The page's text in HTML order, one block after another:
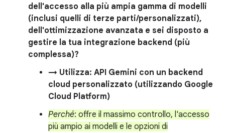
dell'accesso alla più ampia gamma di modelli
(inclusi quelli di terze parti/personalizzati),
dell'ottimizzazione avanzata e sei disposto a
gestire la tua integrazione backend (più
complessa)?
→ Utilizza: API Gemini con un backend
cloud personalizzato (utilizzando Google
Cloud Platform)
Perché: offre il massimo controllo, l'accesso
più ampio ai modelli e le opzioni di